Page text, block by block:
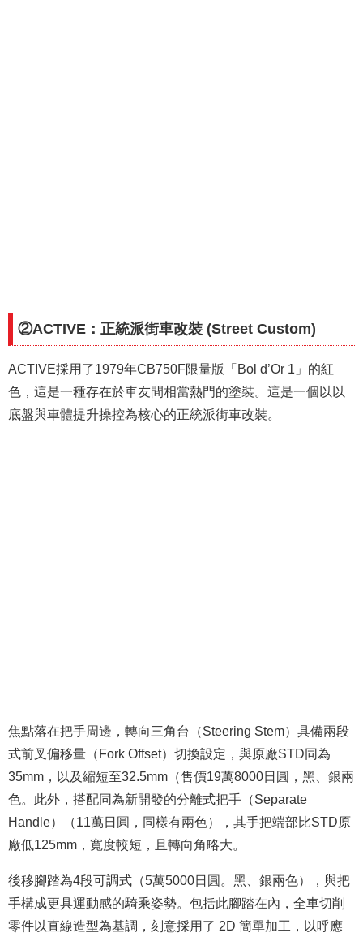
②ACTIVE：正統派街車改裝 (Street Custom)
ACTIVE採用了1979年CB750F限量版「Bol d’Or 1」的紅
色，這是一種存在於車友間相當熱門的塗裝。這是一個以以
底盤與車體提升操控為核心的正統派街車改裝。
焦點落在把手周邊，轉向三角台（Steering Stem）具備兩段
式前叉偏移量（Fork Offset）切換設定，與原廠STD同為
35mm，以及縮短至32.5mm（售價19萬8000日圓，黑、銀兩
色。此外，搭配同為新開發的分離式把手（Separate
Handle）（11萬日圓，同樣有兩色），其手把端部比STD原
廠低125mm，寬度較短，且轉向角略大。
後移腳踏為4段可調式（5萬5000日圓。黑、銀兩色），與把
手構成更具運動感的騎乘姿勢。包括此腳踏在內，全車切削
零件以直線造型為基調，刻意採用了 2D 簡單加工，以呼應